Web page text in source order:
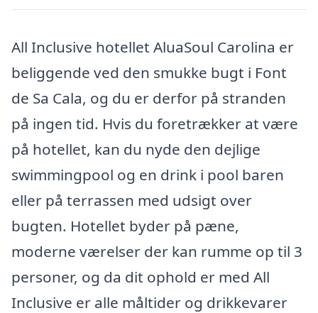
All Inclusive hotellet AluaSoul Carolina er
beliggende ved den smukke bugt i Font
de Sa Cala, og du er derfor på stranden
på ingen tid. Hvis du foretrækker at være
på hotellet, kan du nyde den dejlige
swimmingpool og en drink i pool baren
eller på terrassen med udsigt over
bugten. Hotellet byder på pæne,
moderne værelser der kan rumme op til 3
personer, og da dit ophold er med All
Inclusive er alle måltider og drikkevarer